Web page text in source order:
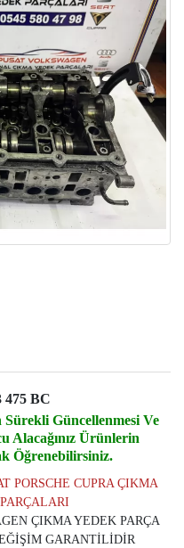
475 BC
Güncellenmesi Ve
Alacağınız Ürünlerin
Öğrenebilirsiniz.
PORSCHE CUPRA ÇIKMA
ÇIKMA YEDEK PARÇA
GARANTİLİDİR